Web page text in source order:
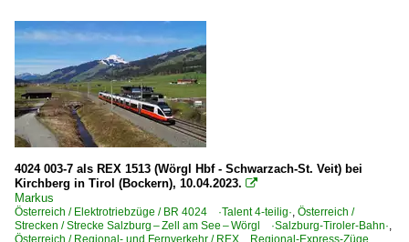
4024 003-7 als REX 1513 (Wörgl Hbf - Schwarzach-St. Veit) bei
Kirchberg in Tirol (Bockern), 10.04.2023. 
Markus
Österreich / Elektrotriebzüge / BR 4024 ·Talent 4-teilig·, Österreich /
Strecken / Strecke Salzburg – Zell am See – Wörgl ·Salzburg-Tiroler-Bahn·,
Österreich / Regional- und Fernverkehr / REX Regional-Express-Züge